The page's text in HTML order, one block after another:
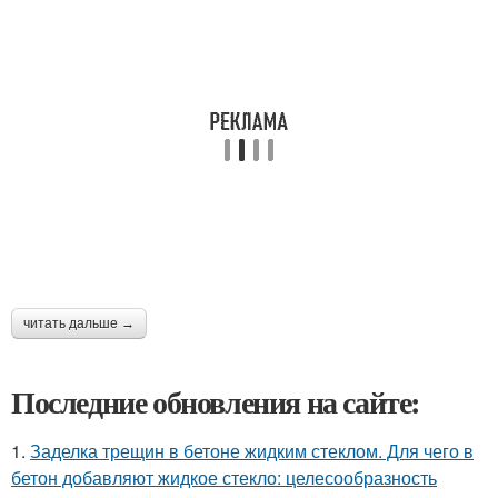
читать дальше →
Последние обновления на сайте:
1. Заделка трещин в бетоне жидким стеклом. Для чего в
бетон добавляют жидкое стекло: целесообразность